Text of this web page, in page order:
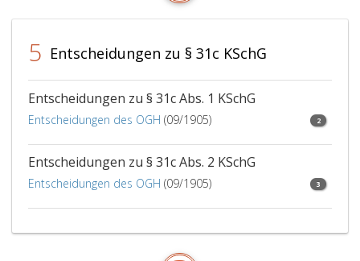
5 Entscheidungen zu § 31c KSchG
Entscheidungen zu § 31c Abs. 1 KSchG
Entscheidungen des OGH (09/1905) 2
Entscheidungen zu § 31c Abs. 2 KSchG
Entscheidungen des OGH (09/1905) 3